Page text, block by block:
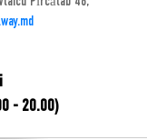
- 20.00)